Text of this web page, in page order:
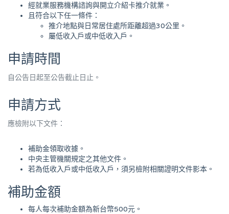
經就業服務機構諮詢與開立介紹卡推介就業。
且符合以下任一條件：
推介地點與日常居住處所距離超過30公里。
屬低收入戶或中低收入戶。
申請時間
自公告日起至公告截止日止。
申請方式
應檢附以下文件：
補助金領取收據。
中央主管機關規定之其他文件。
若為低收入戶或中低收入戶，須另檢附相關證明文件影本。
補助金額
每人每次補助金額為新台幣500元。